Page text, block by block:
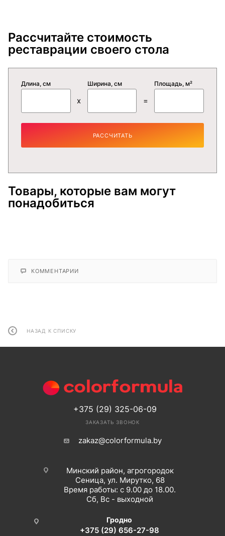
Рассчитайте стоимость
реставрации своего стола
Длина, см
x
Ширина, см
=
Площадь, м²
РАССЧИТАТЬ
Товары, которые вам могут
понадобиться
КОММЕНТАРИИ
НАЗАД К СПИСКУ
+375 (29) 325-06-09
ЗАКАЗАТЬ ЗВОНОК
zakaz@colorformula.by
Минский район, агрогородок
Сеница, ул. Мирутко, 68
Время работы: с 9.00 до 18.00.
Сб, Вс - выходной
Гродно
+375 (29) 656-27-98